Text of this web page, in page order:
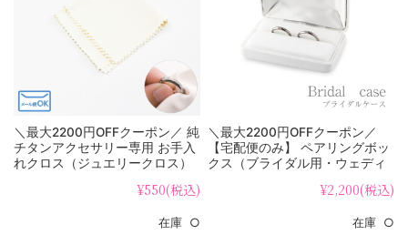
＼最大2200円OFFクーポン／ 純
チタンアクセサリー専用 お手入
れクロス（ジュエリークロス）
¥550(税込)
在庫 ○
＼最大2200円OFFクーポン／
【宅配便のみ】 ペアリングボッ
クス（ブライダル用・ウェディ
¥2,200(税込)
在庫 ○